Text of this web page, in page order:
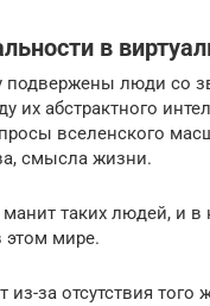
в
подвержены люди со
их абстрактного
вселенского
смысла жизни.
манит таких людей, и в
этом мире.
из-за отсутствия того